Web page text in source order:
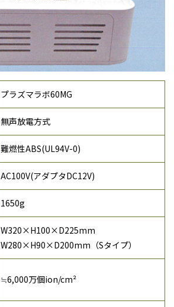
プラズマラボ60MG
無声放電方式
難燃性ABS(UL94V-0)
AC100V(アダプタDC12V)
1650g
W320×H100×D225mm
​​​​​​​W280×H90×D200mm（Sタイプ）
≒6,000万個ion/cm²